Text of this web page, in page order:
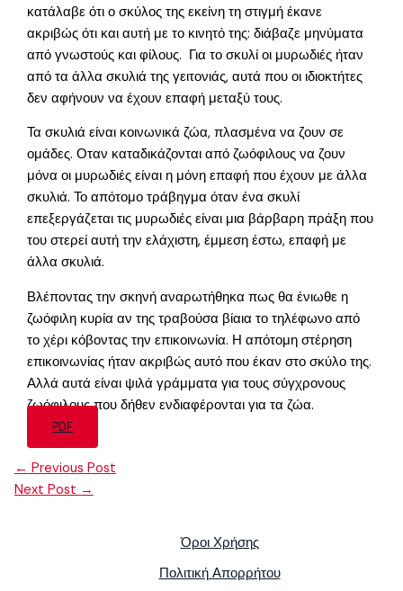
κατάλαβε ότι ο σκύλος της εκείνη τη στιγμή έκανε
ακριβώς ότι και αυτή με το κινητό της: διάβαζε μηνύματα
από γνωστούς και φίλους. Για το σκυλί οι μυρωδιές ήταν
από τα άλλα σκυλιά της γειτονιάς, αυτά που οι ιδιοκτήτες
δεν αφήνουν να έχουν επαφή μεταξύ τους.
Τα σκυλιά είναι κοινωνικά ζώα, πλασμένα να ζουν σε
ομάδες. Οταν καταδικάζονται από ζωόφιλους να ζουν
μόνα οι μυρωδιές είναι η μόνη επαφή που έχουν με άλλα
σκυλιά. Το απότομο τράβηγμα όταν ένα σκυλί
επεξεργάζεται τις μυρωδιές είναι μια βάρβαρη πράξη που
του στερεί αυτή την ελάχιστη, έμμεση έστω, επαφή με
άλλα σκυλιά.
Βλέποντας την σκηνή αναρωτήθηκα πως θα ένιωθε η
ζωόφιλη κυρία αν της τραβούσα βίαια το τηλέφωνο από
το χέρι κόβοντας την επικοινωνία. Η απότομη στέρηση
επικοινωνίας ήταν ακριβώς αυτό που έκαν στο σκύλο της.
Αλλά αυτά είναι ψιλά γράμματα για τους σύγχρονους
ζωόφιλους που δήθεν ενδιαφέρονται για τα ζώα.
PDF
← Previous Post
Next Post →
Όροι Χρήσης
Πολιτική Απορρήτου